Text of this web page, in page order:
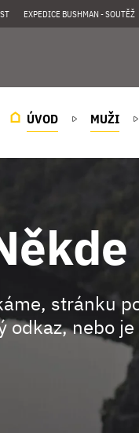
EXPEDICE BUSHMAN - SOUTĚŽ
ÚVOD MUŽI
stránku
odkaz, nebo